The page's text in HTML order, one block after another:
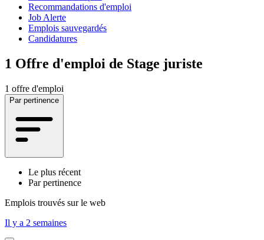
Recommandations d'emploi
Job Alerte
Emplois sauvegardés
Candidatures
1 Offre d'emploi de Stage juriste
1 offre d'emploi
Par pertinence
Le plus récent
Par pertinence
Emplois trouvés sur le web
Il y a 2 semaines